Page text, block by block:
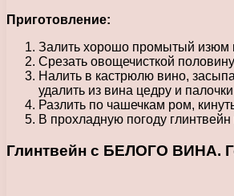
Приготовление:
Залить хорошо промытый изюм
Срезать овощечисткой
Налить в кастрюлю вино,
удалить из вина цедру и
Разлить по чашечкам ром,
В прохладную погоду
Глинтвейн с БЕЛОГО ВИНА.